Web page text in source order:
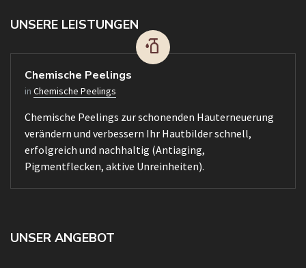
UNSERE LEISTUNGEN
Chemische Peelings
in Chemische Peelings
Chemische Peelings zur schonenden Hauterneuerung
verändern und verbessern Ihr Hautbilder schnell,
erfolgreich und nachhaltig (Antiaging,
Pigmentflecken, aktive Unreinheiten).
UNSER ANGEBOT